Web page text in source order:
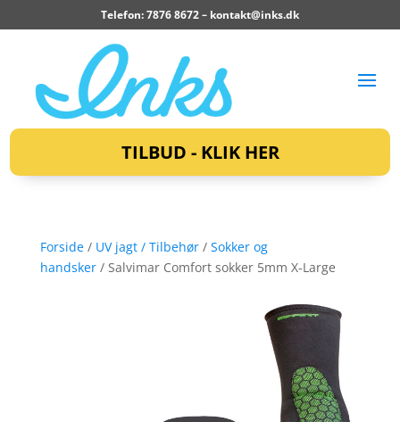
Telefon: 7876 8672 – kontakt@inks.dk
TILBUD - KLIK HER
Forside/ UV jagt / Tilbehør/ Sokker og
handsker/ Salvimar Comfort sokker 5mm X-Large